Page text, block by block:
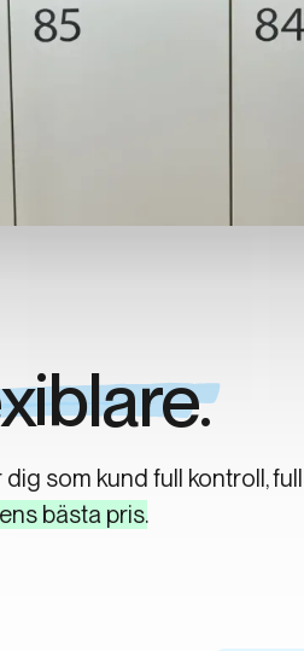
som kund full kontroll, full
bästa pris.